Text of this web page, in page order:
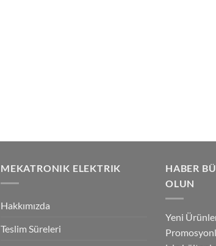
MEKATRONIK ELEKTRIK
Hakkımızda
Teslim Süreleri
HABER
OLUN
Yeni